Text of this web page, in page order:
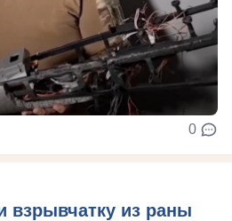
0
взрывчатку из раны